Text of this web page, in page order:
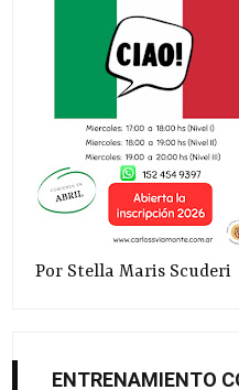
Por Stella Maris Scuderi
ENTRENAMIENTO